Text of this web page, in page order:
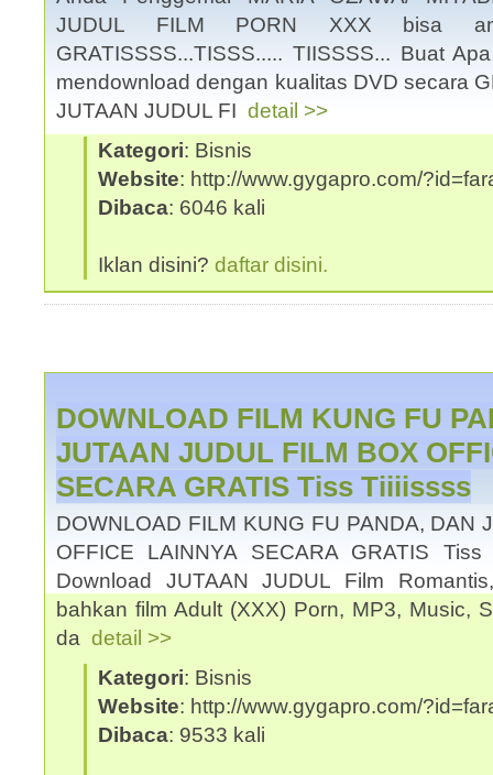
JUDUL FILM PORN XXX bisa
GRATISSSS...TISSS..... TIISSSS... Buat
mendownload dengan kualitas DVD secara
JUTAAN JUDUL FI detail >>
Kategori: Bisnis
Website: http://www.gygapro.com/
Dibaca: 6046 kali
Iklan disini? daftar disini.
DOWNLOAD FILM KUNG FU
JUTAAN JUDUL FILM BOX
SECARA GRATIS Tiss Tiiiissss
DOWNLOAD FILM KUNG FU PANDA, DAN
OFFICE LAINNYA SECARA GRATIS
Download JUTAAN JUDUL Film
bahkan film Adult (XXX) Porn, MP3, Music,
da detail >>
Kategori: Bisnis
Website: http://www.gygapro.com/
Dibaca: 9533 kali